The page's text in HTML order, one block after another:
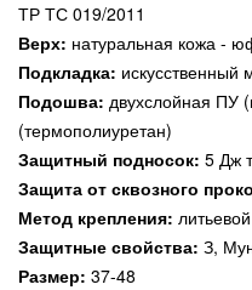
ТР ТС 019/2011
Верх: натуральная кожа -
Подкладка: искусственный
Подошва: двухслойная ПУ
(термополиуретан)
Защитный подносок: 5 Дж
Защита от сквозного
Метод крепления: литьевой
Защитные свойства: З,
Размер: 37-48